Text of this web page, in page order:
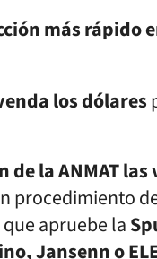
más rápido
los dólares
la ANMAT
procedimiento
que apruebe la
Jansenn o